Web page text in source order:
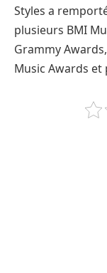
Styles a
plusieurs BMI
Grammy
Music Awards